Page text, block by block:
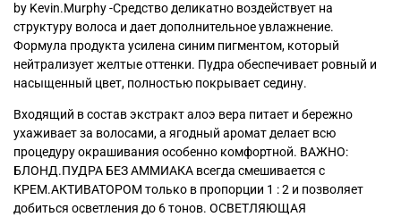
by Kevin.Murphy -Средство деликатно воздействует на
структуру волоса и дает дополнительное увлажнение.
Формула продукта усилена синим пигментом, который
нейтрализует желтые оттенки. Пудра обеспечивает ровный и
насыщенный цвет, полностью покрывает седину.
Входящий в состав экстракт алоэ вера питает и бережно
ухаживает за волосами, а ягодный аромат делает всю
процедуру окрашивания особенно комфортной. ВАЖНО:
БЛОНД.ПУДРА БЕЗ АММИАКА всегда смешивается с
КРЕМ.АКТИВАТОРОМ только в пропорции 1 : 2 и позволяет
добиться осветления до 6 тонов. ОСВЕТЛЯЮЩАЯ